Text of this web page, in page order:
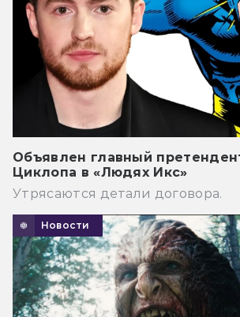
Объявлен главный
Циклопа в «Людях Икс»
Утрясаются детали договора.
Новости